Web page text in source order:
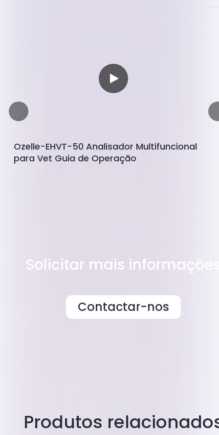
Ozelle-EHVT-50 Analisador Multifuncional
para Vet Guia de Operação
Solicitar mais
Contactar-nos
Produtos